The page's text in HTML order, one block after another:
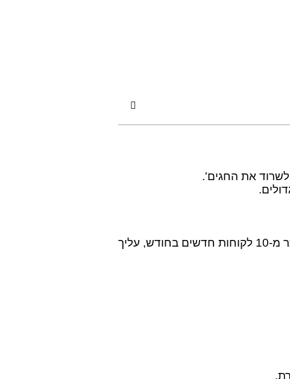
את החגים'.
לדוגמא, אם כל מה שנחוץ לך כדי לשרוד זה 10 לקוחות חדשים נוספים בחודש, ואין לך שום אפשרות לקלוט יותר מ-10 לקוחות חדשים בחודש, עליך